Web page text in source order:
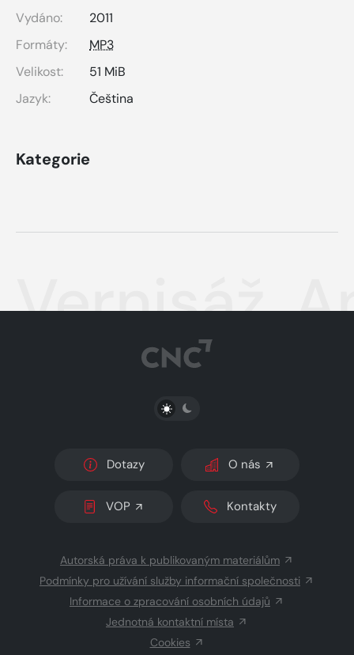
Vydáno:
2011
Formáty:
MP3
Velikost:
51 MiB
Jazyk:
Čeština
Kategorie
Vernisáž,
PŘEPNOUT SVĚTLÝ/TMAVÝ REŽIM
Dotazy O nás
VOP Kontakty
Autorská práva k publikovaným materiálům
Podmínky pro užívání služby informační společnosti
Informace o zpracování osobních údajů
Jednotná kontaktní místa
Cookies